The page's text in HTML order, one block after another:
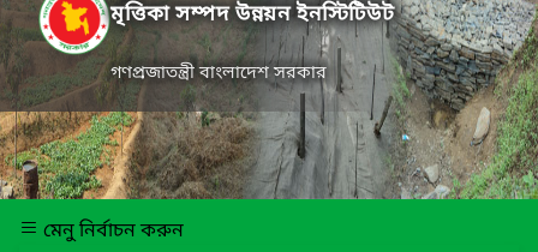
মৃত্তিকা সম্পদ উন্নয়ন ইনস্টিটিউট
গণপ্রজাতন্ত্রী বাংলাদেশ সরকার
মেনু নির্বাচন করুন